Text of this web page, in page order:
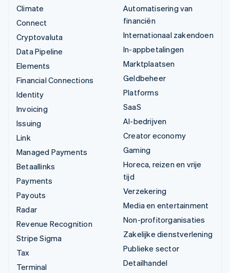
Climate
Connect
Cryptovaluta
Data Pipeline
Elements
Financial Connections
Identity
Invoicing
Issuing
Link
Managed Payments
Betaallinks
Payments
Payouts
Radar
Revenue Recognition
Stripe Sigma
Tax
Terminal
Automatisering van
financiën
Internationaal zakendoen
In-appbetalingen
Marktplaatsen
Geldbeheer
Platforms
SaaS
AI-bedrijven
Creator economy
Gaming
Horeca, reizen en vrije
tijd
Verzekering
Media en entertainment
Non-profitorganisaties
Zakelijke dienstverlening
Publieke sector
Detailhandel